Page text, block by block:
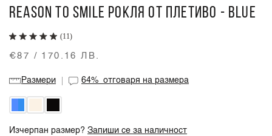
REASON TO SMILE РОКЛЯ ОТ ПЛЕТИВО - BLUE
(11)
€87 / 170.16 ЛВ.
Размери 64%отговаря на размера
Изчерпан размер?Запиши се за наличност